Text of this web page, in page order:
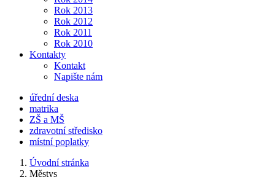
Rok 2013
Rok 2012
Rok 2011
Rok 2010
Kontakty
Kontakt
Napište nám
úřední deska
matrika
ZŠ a MŠ
zdravotní středisko
místní poplatky
Úvodní stránka
Městys